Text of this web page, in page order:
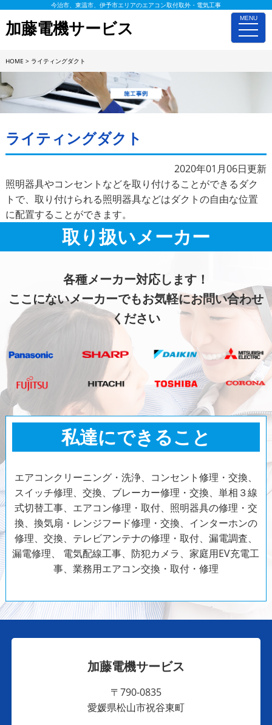
MENU
toggle
今治市、東温市、伊予市エリアのエアコン取付取外・電気工事
加藤電機サービス
HOME > ライティングダクト
ライティングダクト
2020年01月06日更新
照明器具やコンセントなどを取り付けることができるダク
トで、取り付けられる照明器具などはダクトの自由な位置
に配置することができます。
取り扱いメーカー
各種メーカー対応します！
ここにないメーカーでもお気軽にお問い合わせ
ください
私達にできること
エアコンクリーニング・洗浄、コンセント修理・交換、
スイッチ修理、交換、ブレーカー修理・交換、単相３線
式切替工事、エアコン修理・取付、照明器具の修理・交
換、換気扇・レンジフード修理・交換、インターホンの
修理、交換、テレビアンテナの修理・取付、漏電調査、
漏電修理、 電気配線工事、防犯カメラ、家庭用EV充電工
事、業務用エアコン交換・取付・修理
加藤電機サービス
〒790-0835
愛媛県松山市祝谷東町